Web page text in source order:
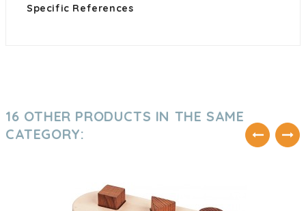
Specific References
16 OTHER PRODUCTS IN THE SAME
CATEGORY: